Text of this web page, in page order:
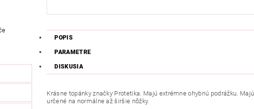
POPIS
PARAMETRE
DISKUSIA
Krásne topánky značky Protetika. Majú extrémne ohybnú podrážku.
určené na normálne až širšie nôžky.